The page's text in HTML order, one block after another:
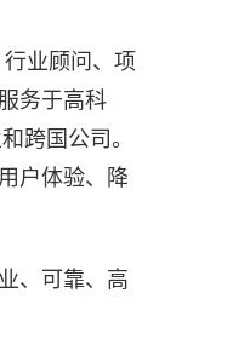
业顾问、项
务于高科
跨国公司。
户体验、降
、可靠、高